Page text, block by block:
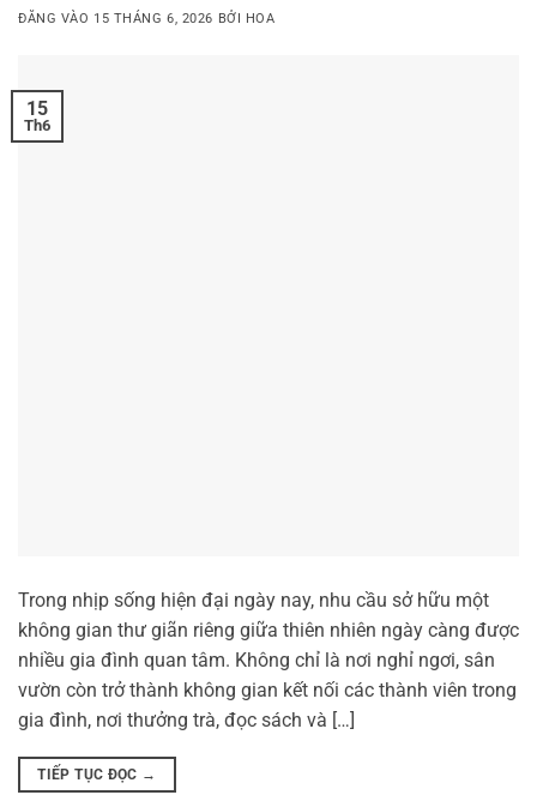
ĐĂNG VÀO 15 THÁNG 6, 2026 BỞI HOA
15
Th6
Trong nhịp sống hiện đại ngày nay, nhu cầu sở hữu một
không gian thư giãn riêng giữa thiên nhiên ngày càng được
nhiều gia đình quan tâm. Không chỉ là nơi nghỉ ngơi, sân
vườn còn trở thành không gian kết nối các thành viên trong
gia đình, nơi thưởng trà, đọc sách và […]
TIẾP TỤC ĐỌC →